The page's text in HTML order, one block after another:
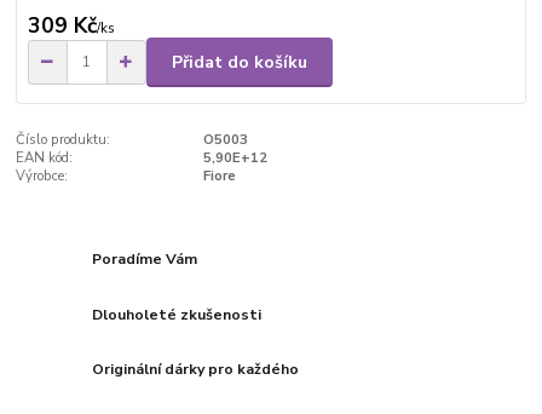
309 Kč/ks
Přidat do košíku
Číslo produktu:
O5003
EAN kód:
5,90E+12
Výrobce:
Fiore
Poradíme Vám
Dlouholeté zkušenosti
Originální dárky pro každého